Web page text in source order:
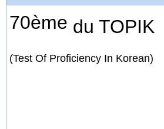
70ème du TOPIK
(Test Of Proficiency In Korean)